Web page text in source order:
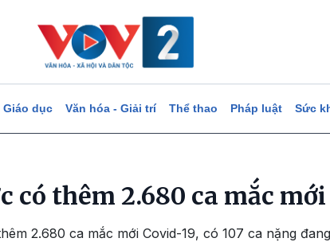
Giáo dục Văn hóa - Giải trí Thể thao Pháp luật Sức
có thêm 2.680 ca mắc
2.680 ca mắc mới Covid-19, có 107 ca nặng